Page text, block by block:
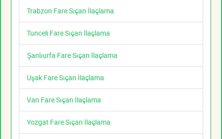
Trabzon Fare Sıçan İlaçlama
Tunceli Fare Sıçan İlaçlama
Şanlıurfa Fare Sıçan İlaçlama
Uşak Fare Sıçan İlaçlama
Van Fare Sıçan İlaçlama
Yozgat Fare Sıçan İlaçlama